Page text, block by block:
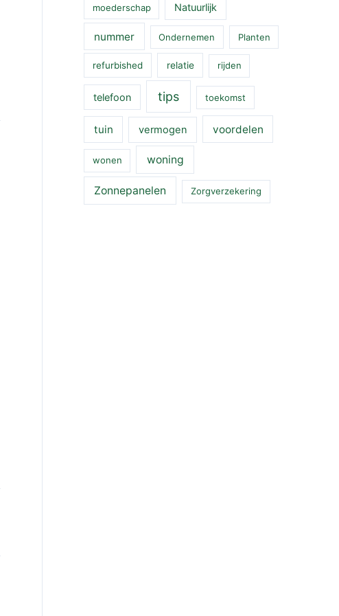
moederschap Natuurlijk
nummer Ondernemen Planten
refurbished relatie rijden
telefoon tips toekomst
tuin vermogen voordelen
wonen woning
Zonnepanelen Zorgverzekering